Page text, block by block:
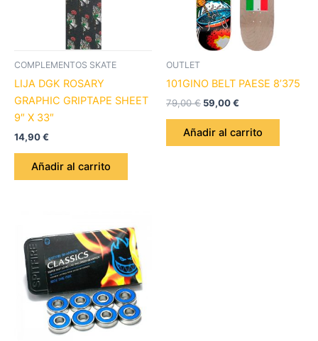
COMPLEMENTOS SKATE
LIJA DGK ROSARY
GRAPHIC GRIPTAPE SHEET
9″ X 33″
14,90€
Añadir al carrito
OUTLET
101GINO BELT PAESE 8’375
79,00€ 59,00€
Añadir al carrito